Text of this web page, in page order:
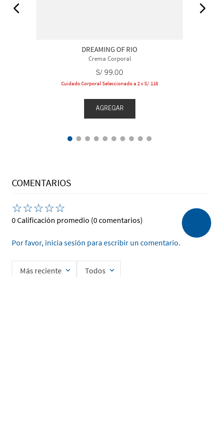
DREAMING OF RIO
Crema Corporal
S/ 99.00
Cuidado Corporal Seleccionado a 2 x S/.118
AGREGAR
COMENTARIOS
☆☆☆☆☆
0 Calificación promedio (0 comentarios)
Por favor, inicia sesión para escribir un comentario.
Más reciente Todos